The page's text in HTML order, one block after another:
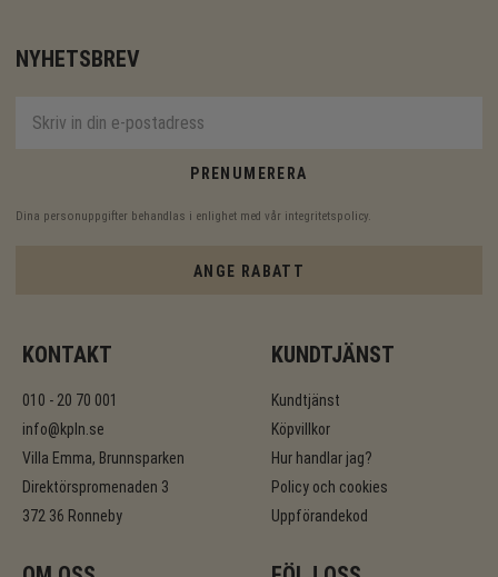
NYHETSBREV
PRENUMERERA
Dina personuppgifter behandlas i enlighet med vår integritetspolicy
ANGE RABATT
KONTAKT
010 - 20 70 001
info@kpln.se
Villa Emma, Brunnsparken
Direktörspromenaden 3
372 36 Ronneby
KUNDTJÄNST
Kundtjänst
Köpvillkor
Hur handlar jag?
Policy och cookies
Uppförandekod